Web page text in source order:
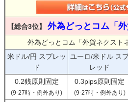
【総合3位】 外為どっとコム「外
外為どっとコム「外貨ネクスト
米ドル/円 スプレッ
ド
ユーロ/米ドル ス
レッド
0.2銭原則固定
(9-27時・例外あり)
0.3pips原則固定
(9-27時・例外あり)